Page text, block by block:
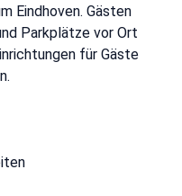
Eindhoven. Gästen
Parkplätze vor Ort
für Gäste